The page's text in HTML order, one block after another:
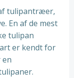
tulipantræer,
En af de mest
tulipan
er kendt for
en